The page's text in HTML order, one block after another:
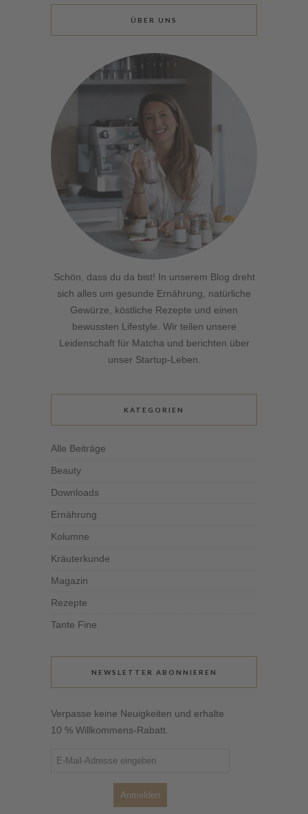
ÜBER UNS
Schön, dass du da bist! In unserem Blog dreht
sich alles um gesunde Ernährung, natürliche
Gewürze, köstliche Rezepte und einen
bewussten Lifestyle. Wir teilen unsere
Leidenschaft für Matcha und berichten über
unser Startup-Leben.
KATEGORIEN
Alle Beiträge
Beauty
Downloads
Ernährung
Kolumne
Kräuterkunde
Magazin
Rezepte
Tante Fine
NEWSLETTER ABONNIEREN
Verpasse keine Neuigkeiten und erhalte
10 % Willkommens-Rabatt.
Anmelden